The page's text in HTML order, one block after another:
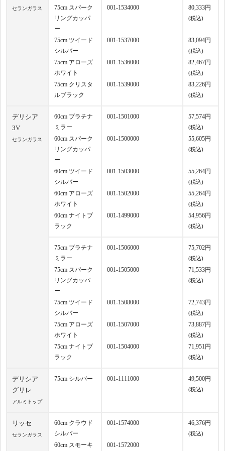
セランガラス
75cm スパーク
リングカッパ
ー
001-1534000 80,333円
(税込)
75cm ツイード
シルバー
001-1537000 83,094円
(税込)
75cm アローズ
ホワイト
001-1536000 82,467円
(税込)
75cm クリスタ
ルブラック
001-1539000 83,226円
(税込)
デリシア
3V
セランガラス
60cm プラチナ
ミラー
001-1501000 57,574円
(税込)
60cm スパーク
リングカッパ
ー
001-1500000 55,605円
(税込)
60cm ツイード
シルバー
001-1503000 55,264円
(税込)
60cm アローズ
ホワイト
001-1502000 55,264円
(税込)
60cm ナイトブ
ラック
001-1499000 54,956円
(税込)
75cm プラチナ
ミラー
001-1506000 75,702円
(税込)
75cm スパーク
リングカッパ
ー
001-1505000 71,533円
(税込)
75cm ツイード
シルバー
001-1508000 72,743円
(税込)
75cm アローズ
ホワイト
001-1507000 73,887円
(税込)
75cm ナイトブ
ラック
001-1504000 71,951円
(税込)
デリシア
グリレ
アルミトップ
75cm シルバー 001-1111000 49,500円
(税込)
リッセ
セランガラス
60cm クラウド
シルバー
001-1574000 46,376円
(税込)
60cm スモーキ
001-1572000